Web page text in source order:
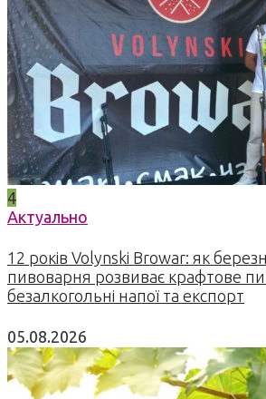
4
Актуально
12 років Volynski Browar: як
пивоварня розвиває крафтове
безалкогольні напої та експорт
05.08.2026